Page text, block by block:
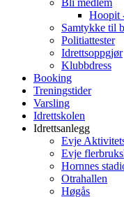
Hoopit
Samtykke til
Politiattester
Idrettsoppgjør
Klubbdress
Booking
Treningstider
Varsling
Idrettskolen
Idrettsanlegg
Evje
Evje
Hornnes
Otrahallen
Høgås